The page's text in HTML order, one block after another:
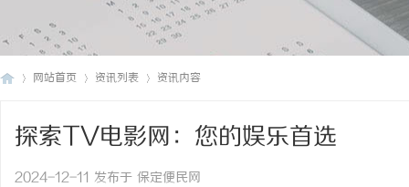
网站首页 资讯列表 资讯内容
探索TV电影网：您的娱乐首选
2024-12-11 发布于 保定便民网